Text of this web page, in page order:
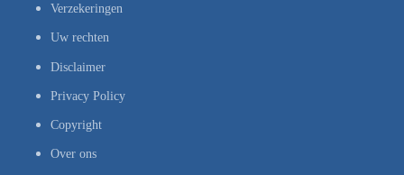
Verzekeringen
Uw rechten
Disclaimer
Privacy Policy
Copyright
Over ons